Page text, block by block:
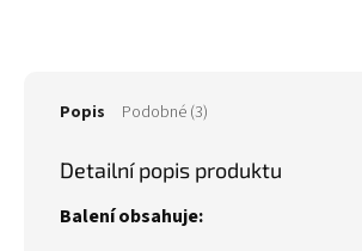
Popis Podobné (3)
Detailní popis produktu
Balení obsahuje: